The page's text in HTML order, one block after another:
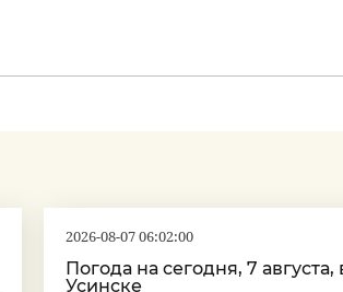
2026-08-07 06:02:00
Погода на сегодня, 7 августа,
Усинске